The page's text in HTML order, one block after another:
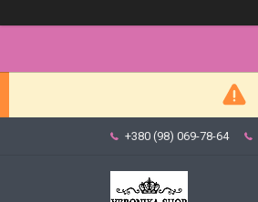
+380 (98) 069-78-64